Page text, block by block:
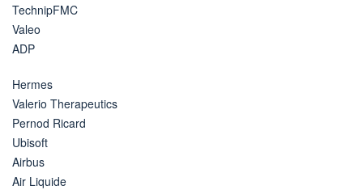
TechnipFMC
Valeo
ADP
Hermes
Valerio Therapeutics
Pernod Ricard
Ubisoft
Airbus
Air Liquide